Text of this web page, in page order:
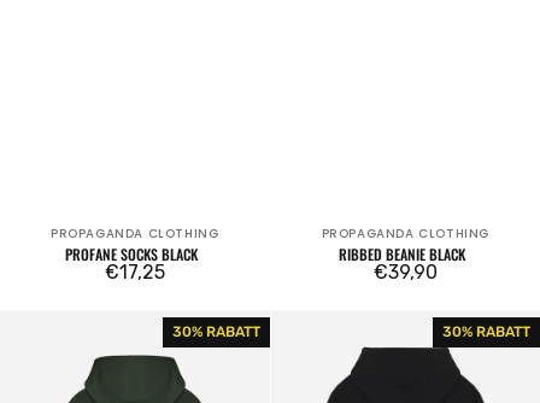
Verkäufer:
PROPAGANDA CLOTHING
PROFANE SOCKS BLACK
Regulärer
€17,25
Verkäufer:
PROPAGANDA CLOTHING
RIBBED BEANIE BLACK
Regulärer
€39,90
30% RABATT Juicy
Hoodie
30% RABATT